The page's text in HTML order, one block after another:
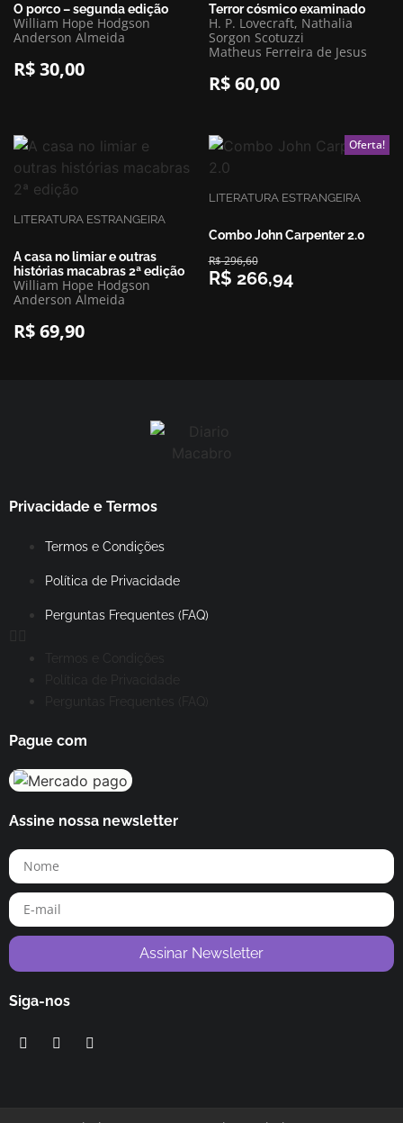
O porco – segunda edição
William Hope Hodgson
Anderson Almeida
R$30,00
Terror cósmico examinado
H. P. Lovecraft, Nathalia
Sorgon Scotuzzi
Matheus Ferreira de Jesus
R$60,00
LITERATURA ESTRANGEIRA
A casa no limiar e outras
histórias macabras 2ª edição
William Hope Hodgson
Anderson Almeida
R$69,90
Oferta!
LITERATURA ESTRANGEIRA
Combo John Carpenter 2.0
R$296,60
R$ 266,94
Privacidade e Termos
Termos e Condições
Política de Privacidade
Perguntas Frequentes (FAQ)
Termos e Condições
Perguntas Frequentes (FAQ)
Pague com
Assine nossa newsletter
Assinar Newsletter
Siga-nos